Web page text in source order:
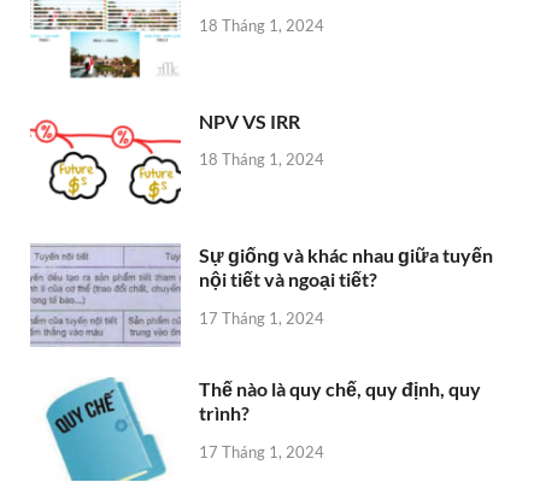
18 Tháng 1, 2024
NPV VS IRR
18 Tháng 1, 2024
Sự ɡiốnɡ và khác nhau ɡiữa tuyến
nội tiết và ngoại tiết?
17 Tháng 1, 2024
Thế nào là quy chế, quy định, quy
trình?
17 Tháng 1, 2024